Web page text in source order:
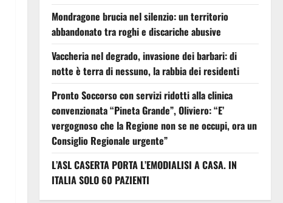
Mondragone brucia nel silenzio: un territorio
abbandonato tra roghi e discariche abusive
Vaccheria nel degrado, invasione dei barbari: di
notte è terra di nessuno, la rabbia dei residenti
Pronto Soccorso con servizi ridotti alla clinica
convenzionata “Pineta Grande”, Oliviero: “E’
vergognoso che la Regione non se ne occupi, ora un
Consiglio Regionale urgente”
L’ASL CASERTA PORTA L’EMODIALISI A CASA. IN
ITALIA SOLO 60 PAZIENTI